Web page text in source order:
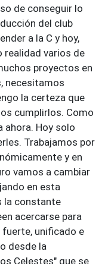
de conseguir lo
del club
a la C y hoy,
realidad varios de
proyectos en
necesitamos
la certeza que
cumplirlos. Como
Hoy solo
Trabajamos por
y en
vamos a cambiar
en esta
la constante
acercarse para
fuerte, unificado e
desde la
Celestes" que se